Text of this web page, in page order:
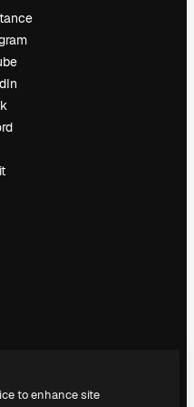
to enhance site